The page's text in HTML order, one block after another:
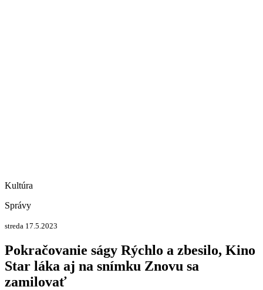
Kultúra
Správy
streda 17.5.2023
Pokračovanie ságy Rýchlo a zbesilo, Kino
Star láka aj na snímku Znovu sa
zamilovať